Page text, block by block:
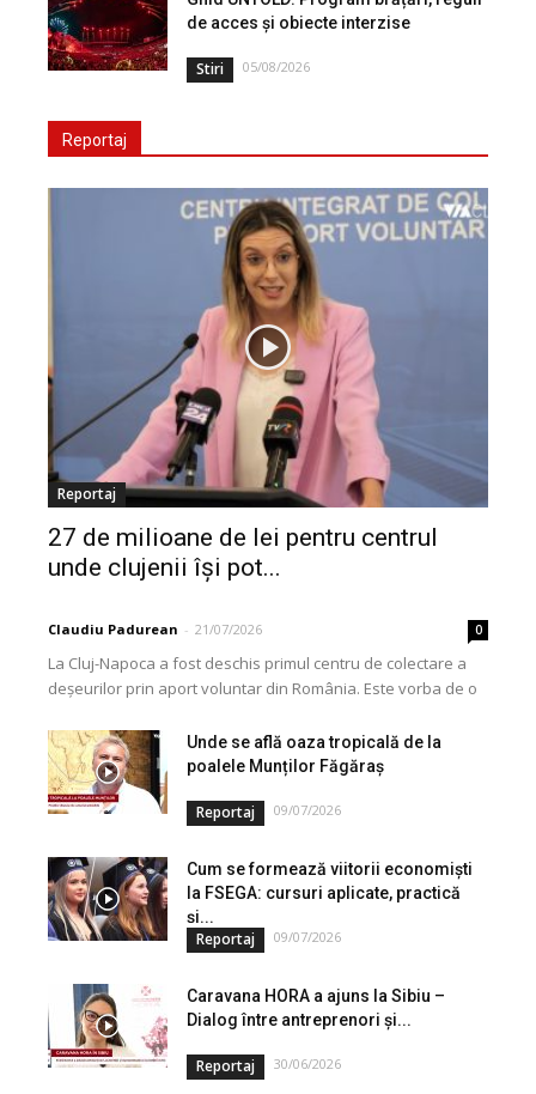
de acces și obiecte interzise
Stiri 05/08/2026
Reportaj
Reportaj
27 de milioane de lei pentru centrul
unde clujenii își pot...
Claudiu Padurean - 21/07/2026 0
La Cluj-Napoca a fost deschis primul centru de colectare a
deșeurilor prin aport voluntar din România. Este vorba de o
Unde se află oaza tropicală de la
poalele Munților Făgăraș
Reportaj 09/07/2026
Cum se formează viitorii economiști
la FSEGA: cursuri aplicate, practică
și...
Reportaj 09/07/2026
Caravana HORA a ajuns la Sibiu –
Dialog între antreprenori și...
Reportaj 30/06/2026